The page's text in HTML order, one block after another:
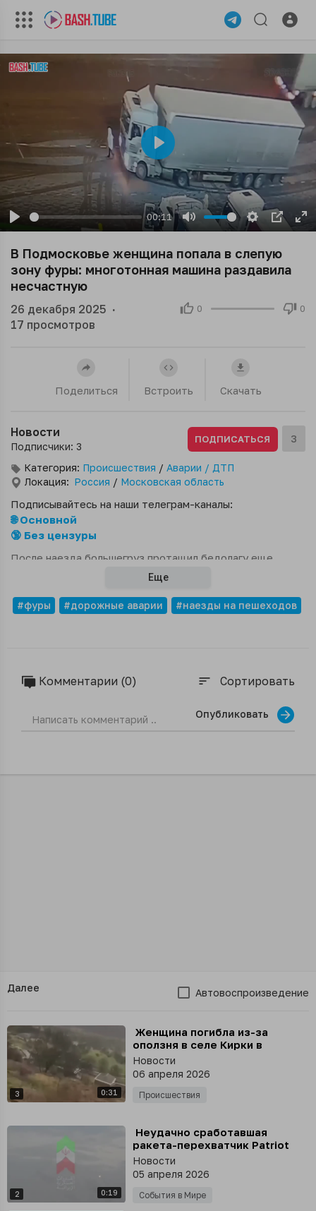
Play
00:11
Mute Settings
PIP
Play
В Подмосковье женщина попала в слепую
зону фуры: многотонная машина раздавила
несчастную
0 0
26 декабря 2025 ·
17 просмотров
Поделиться Встроить Скачать
Новости
Подписчики: 3
ПОДПИСАТЬСЯ 3
Категория: Происшествия / Аварии / ДТП
Локация: Россия / Московская область
Подписывайтесь на наши телеграм-каналы:
🌐 Основной
🔞 Без цензуры
После наезда большегруз протащил бедолагу еще
несколько метров. От полученных травм она скончалась
Еще
#фуры #дорожные аварии #наезды на пешеходов
Комментарии (0) sort Сортировать
Опубликовать
Далее Автовоспроизведение
3 0:31
⁣ Женщина погибла из-за
оползня в селе Кирки в
Дагестане, сообщили местные
власти
Новости
06 апреля 2026
Происшествия
2 0:19
⁣ Неудачно сработавшая
ракета-перехватчик Patriot
попала в нефтехранилище
компании BAPCO
Новости
05 апреля 2026
События в Мире